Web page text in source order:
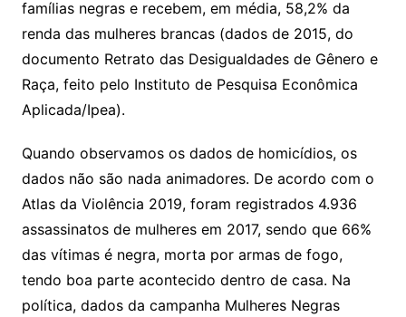
famílias negras e recebem, em média, 58,2% da
renda das mulheres brancas (dados de 2015, do
documento Retrato das Desigualdades de Gênero e
Raça, feito pelo Instituto de Pesquisa Econômica
Aplicada/Ipea).
Quando observamos os dados de homicídios, os
dados não são nada animadores. De acordo com o
Atlas da Violência 2019, foram registrados 4.936
assassinatos de mulheres em 2017, sendo que 66%
das vítimas é negra, morta por armas de fogo,
tendo boa parte acontecido dentro de casa. Na
política, dados da campanha Mulheres Negras